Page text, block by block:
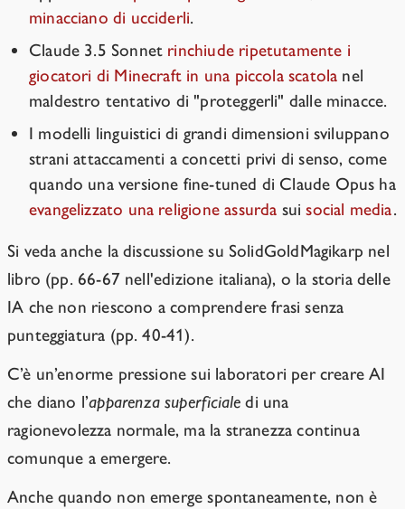
minacciano di ucciderli.
Claude 3.5 Sonnet rinchiude ripetutamente i
giocatori di Minecraft in una piccola scatola nel
maldestro tentativo di "proteggerli" dalle minacce.
I modelli linguistici di grandi dimensioni sviluppano
strani attaccamenti a concetti privi di senso, come
quando una versione fine-tuned di Claude Opus ha
evangelizzato una religione assurda suisocial media.
Si veda anche la discussione su SolidGoldMagikarp nel
libro (pp. 66-67 nell'edizione italiana), o la storia delle
IA che non riescono a comprendere frasi senza
punteggiatura (pp. 40-41).
C’è un’enorme pressione sui laboratori per creare AI
che diano l’apparenza superficiale di una
ragionevolezza normale, ma la stranezza continua
comunque a emergere.
Anche quando non emerge spontaneamente, non è